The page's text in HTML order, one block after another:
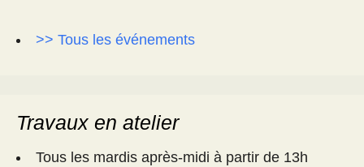
>> Tous les événements
Travaux en atelier
Tous les mardis après-midi à partir de 13h